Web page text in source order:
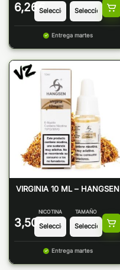
6,26 €
Entrega martes
VIRGINIA 10 ML – HANGSEN
3,50 €
NICOTINA TAMAÑO
Entrega martes